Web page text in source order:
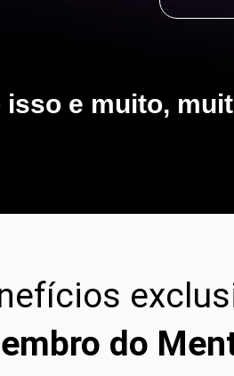
isso e muito,
do